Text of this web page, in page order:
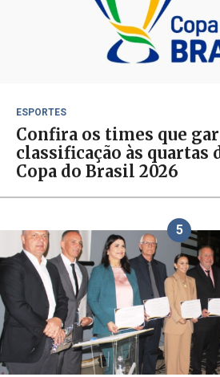
ESPORTES
Confira os times que
classificação às quartas
Copa do Brasil 2026
5